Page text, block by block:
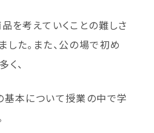
を考えていくことの難しさ
した。また、公の場で初め
、
基本について授業の中で学